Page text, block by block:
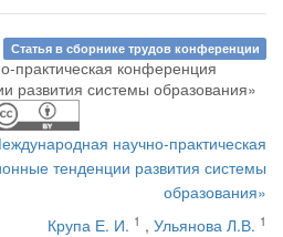
Статья в сборнике трудов конференции
научно-практическая
тенденции развития системы
образования»
Крупа Е. И. 1 , Ульянова Л.В. 1